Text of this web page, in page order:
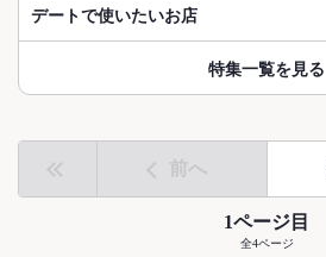
デートで使いたいお店
特集一覧を見る
前へ
1ページ目
全4ページ